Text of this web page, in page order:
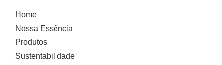
Home
Nossa Essência
Produtos
Sustentabilidade